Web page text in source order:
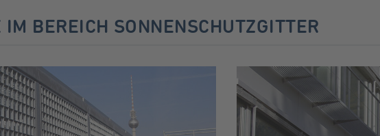
BEREICH SONNENSCHUTZGITTER